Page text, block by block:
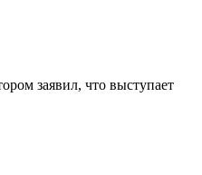
заявил, что выступает